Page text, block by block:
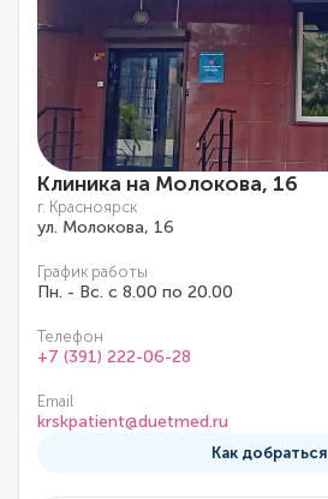
Клиника на Молокова, 16
г. Красноярск
ул. Молокова, 16
График работы
Пн. - Вс. с 8.00 по 20.00
Телефон
+7 (391) 222-06-28
Email
krskpatient@duetmed.ru
Как добраться